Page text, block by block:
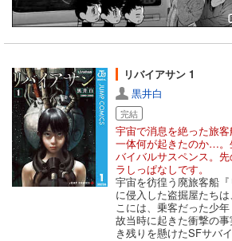
リバイアサン 1
黒井白
完結
宇宙で消息を絶った旅
一体何が起きたのか…
バイバルサスペンス。
ラしっぱなしです。
宇宙を彷徨う廃旅客船
に侵入した盗掘屋たち
こには、乗客だった少
故当時に起きた衝撃の
き残りを懸けたSFサバ